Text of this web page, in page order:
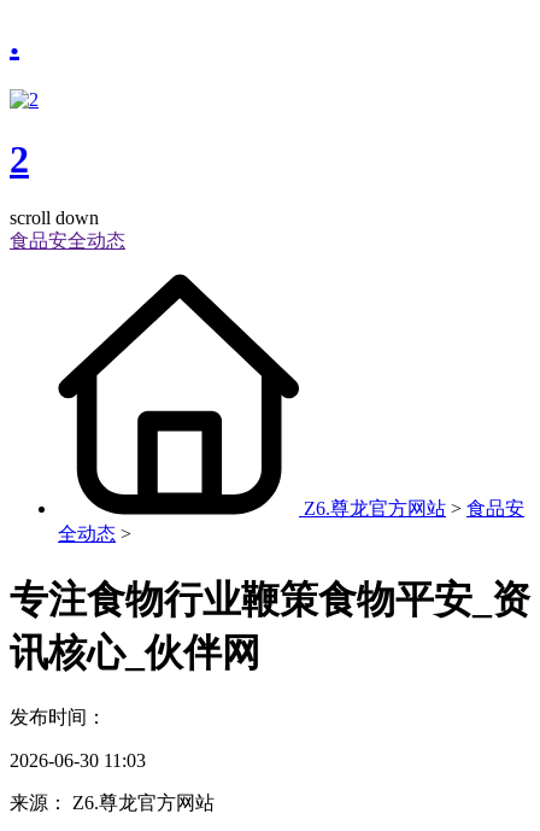
.
2
scroll down
食品安全动态
Z6.尊龙官方网站 > 食品安
全动态 >
专注食物行业鞭策食物平安_资
讯核心_伙伴网
发布时间：
2026-06-30 11:03
来源： Z6.尊龙官方网站